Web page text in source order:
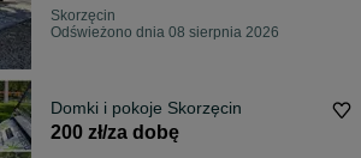
Skorzęcin
Odświeżono dnia 08 sierpnia 2026
Domki i pokoje Skorzęcin
200 zł/za dobę